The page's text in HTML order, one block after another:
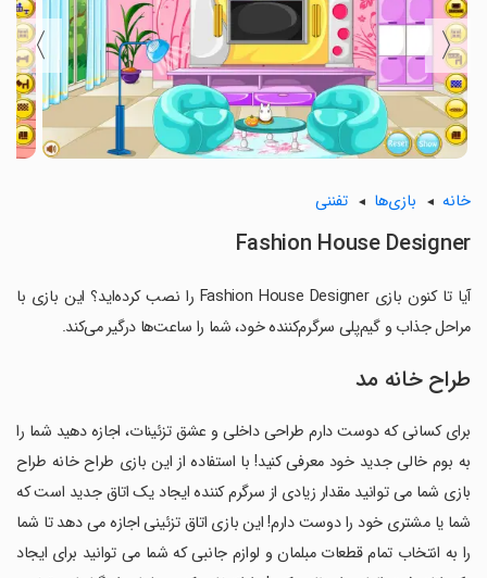
〈
〉
خانه بازی‌ها تفننی
Fashion House Designer
آیا تا کنون بازی Fashion House Designer را نصب کرده‌اید؟ این بازی با
مراحل جذاب و گیم‌پلی سرگرم‌کننده خود، شما را ساعت‌ها درگیر می‌کند.
طراح خانه مد
برای کسانی که دوست دارم طراحی داخلی و عشق تزئینات، اجازه دهید شما را
به بوم خالی جدید خود معرفی کنید! با استفاده از این بازی طراح خانه طراح
بازی شما می توانید مقدار زیادی از سرگرم کننده ایجاد یک اتاق جدید است که
شما یا مشتری خود را دوست دارم! این بازی اتاق تزئینی اجازه می دهد تا شما
را به انتخاب تمام قطعات مبلمان و لوازم جانبی که شما می توانید برای ایجاد